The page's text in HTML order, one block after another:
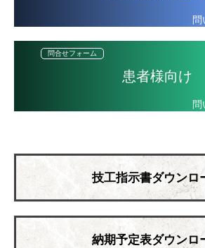
患者様向け
技工指示書ダウンロ
納期予定表ダウンロ